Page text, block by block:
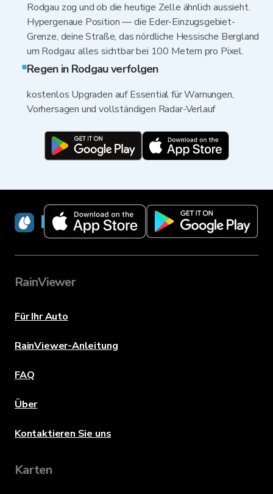
Rodgau zog und ob die heutige Zelle ähnlich aussieht.
Hypergenaue Position — die Eder-Einzugsgebiet-
Grenze, deine Straße, das nördliche Hessische Bergland
um Rodgau: alles sichtbar bei 100 Metern pro Pixel.
Regen in Rodgau verfolgen
kostenlos Upgraden auf Essential für Warnungen,
Vorhersagen und vollständigen Radar-Verlauf
RainViewer
RainViewer
Für Ihr Auto
RainViewer-Anleitung
FAQ
Über
Kontaktieren Sie uns
Karten